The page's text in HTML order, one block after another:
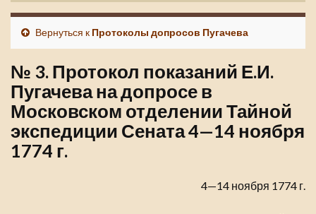
Вернуться к Протоколы допросов Пугачева
№ 3. Протокол показаний Е.И.
Пугачева на допросе в
Московском отделении Тайной
экспедиции Сената 4—14 ноября
1774 г.
4—14 ноября 1774 г.